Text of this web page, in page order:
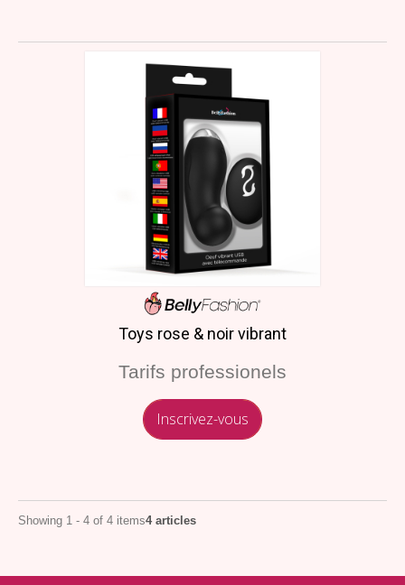
Toys rose & noir vibrant
Tarifs professionels
Inscrivez-vous
Showing 1 - 4 of 4 items4 articles